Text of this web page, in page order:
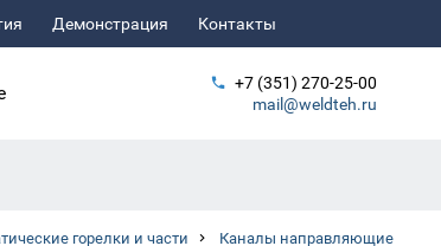
Демонстрация Контакты
+7 (351) 270-25-00
mail@weldteh.ru
горелки и части
Каналы направляющие